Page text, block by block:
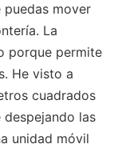
puedas mover
La
porque permite
He visto a
cuadrados
las
unidad móvil